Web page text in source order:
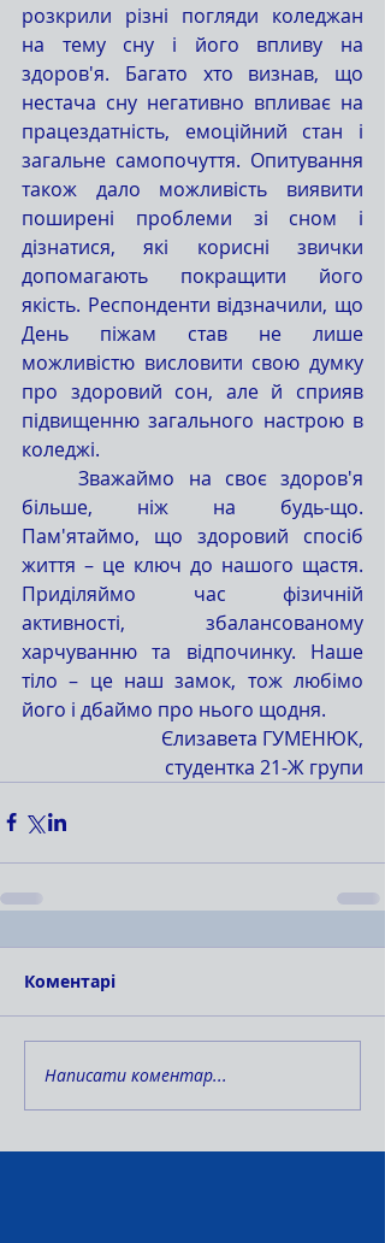
розкрили різні погляди коледжан
на тему сну і його впливу на
здоров'я. Багато хто визнав, що
нестача сну негативно впливає на
працездатність, емоційний стан і
загальне самопочуття. Опитування
також дало можливість виявити
поширені проблеми зі сном і
дізнатися, які корисні звички
допомагають покращити його
якість. Респонденти відзначили, що
День піжам став не лише
можливістю висловити свою думку
про здоровий сон, але й сприяв
підвищенню загального настрою в
коледжі.
	Зважаймо на своє здоров'я
більше, ніж на будь-що.
Пам'ятаймо, що здоровий спосіб
життя – це ключ до нашого щастя.
Приділяймо час фізичній
активності, збалансованому
харчуванню та відпочинку. Наше
тіло – це наш замок, тож любімо
його і дбаймо про нього щодня.
Єлизавета ГУМЕНЮК,
студентка 21-Ж групи
Коментарі
Написати коментар...